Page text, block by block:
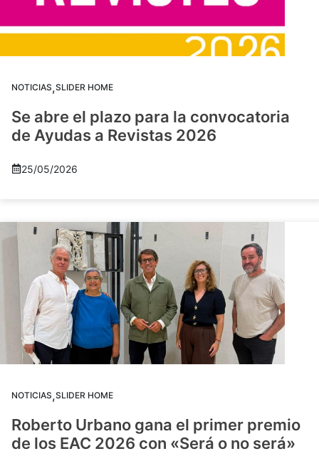
NOTICIAS,SLIDER HOME
Se abre el plazo para la convocatoria
de Ayudas a Revistas 2026
25/05/2026
NOTICIAS,SLIDER HOME
Roberto Urbano gana el primer premio
de los EAC 2026 con «Será o no será»